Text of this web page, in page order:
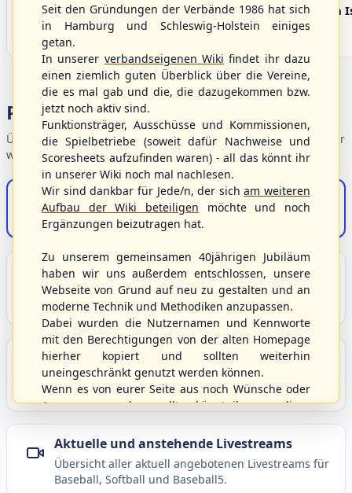
Bargenstedt
Beavers
Elmshorn Alligators Fehmarn
Portalbereiche
Übersicht der Verbandsbereiche – wählen Sie einen Einstieg für
weiterführende Informationen.
S/HBV-Shop
Der Onlineshop des S/HBV
Unser Sport
Grundlagen und Hintergründe zu Baseball, Softball
und Baseball5.
Berichte und Neuigkeiten
Aktuelle Meldungen, Berichte und Nachrichten aus
dem S/HBV, Deutschland und der Welt.
Aktuelle und anstehende Livestreams
Übersicht aller aktuell angebotenen Livestreams für
Baseball, Softball und Baseball5.
Seit den Gründungen der Verbände 1986 hat sich
in Hamburg und Schleswig-Holstein einiges
getan.
In unserer verbandseigenen Wiki findet ihr dazu
einen ziemlich guten Überblick über die Vereine,
die es mal gab und die, die dazugekommen bzw.
jetzt noch aktiv sind.
Funktionsträger, Ausschüsse und Kommissionen,
die Spielbetriebe (soweit dafür Nachweise und
Scoresheets aufzufinden waren) - all das könnt ihr
in unserer Wiki noch mal nachlesen.
Wir sind dankbar für Jede/n, der sicham weiteren
Aufbau der Wiki beteiligen möchte und noch
Ergänzungen beizutragen hat.
Zu unserem gemeinsamen 40jährigen Jubiläum
haben wir uns außerdem entschlossen, unsere
Webseite von Grund auf neu zu gestalten und an
moderne Technik und Methodiken anzupassen.
Dabei wurden die Nutzernamen und Kennworte
mit den Berechtigungen von der alten Homepage
hierher kopiert und sollten weiterhin
uneingeschränkt genutzt werden können.
Wenn es von eurer Seite aus noch Wünsche oder
Anregungen geben sollte, könnt ihr uns diese
gerne an die Verbandsadresseinfo@shbvnet.de
schicken.